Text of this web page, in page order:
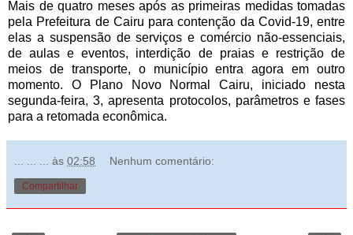
Mais de quatro meses após as primeiras medidas tomadas
pela Prefeitura de Cairu para contenção da Covid-19, entre
elas a suspensão de serviços e comércio não-essenciais,
de aulas e eventos, interdição de praias e restrição de
meios de transporte, o município entra agora em outro
momento. O Plano Novo Normal Cairu, iniciado nesta
segunda-feira, 3, apresenta protocolos, parâmetros e fases
para a retomada econômica.
às 02:58 Nenhum comentário:
Compartilhar